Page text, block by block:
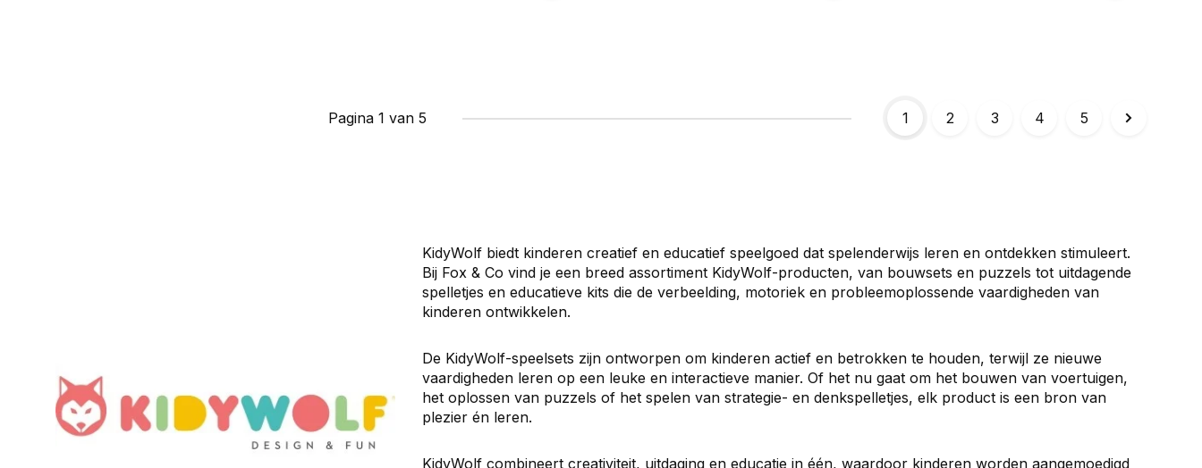
Pagina 1 van 5 1 2 3 4 5
KidyWolf biedt kinderen creatief en educatief speelgoed dat spelenderwijs leren en ontdekken stimuleert.
Bij Fox & Co vind je een breed assortiment KidyWolf-producten, van bouwsets en puzzels tot uitdagende
spelletjes en educatieve kits die de verbeelding, motoriek en probleemoplossende vaardigheden van
kinderen ontwikkelen.
De KidyWolf-speelsets zijn ontworpen om kinderen actief en betrokken te houden, terwijl ze nieuwe
vaardigheden leren op een leuke en interactieve manier. Of het nu gaat om het bouwen van voertuigen,
het oplossen van puzzels of het spelen van strategie- en denkspelletjes, elk product is een bron van
plezier én leren.
KidyWolf combineert creativiteit, uitdaging en educatie in één, waardoor kinderen worden aangemoedigd